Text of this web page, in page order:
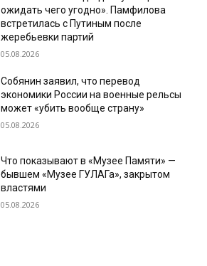
ожидать чего угодно». Памфилова
встретилась с Путиным после
жеребьевки партий
05.08.2026
Собянин заявил, что перевод
экономики России на военные рельсы
может «убить вообще страну»
05.08.2026
Что показывают в «Музее Памяти» —
бывшем «Музее ГУЛАГа», закрытом
властями
05.08.2026